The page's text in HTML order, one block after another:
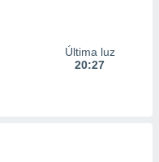
Última luz
20:27